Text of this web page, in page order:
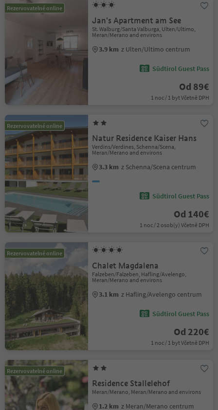
Rezervovatelné online
Jan's Apartment am See
St. Walburg/Santa Valburga, Ulten/Ultimo,
Meran/Merano and environs
3.9 km z Ulten/Ultimo centrum
Südtirol Guest Pass
Od 89€
1 noc / 1 byt Včetně DPH
Rezervovatelné online
Natur Residence Kaiser Hans
Verdins/Verdines, Schenna/Scena,
Meran/Merano and environs
3.3 km z Schenna/Scena centrum
Südtirol Guest Pass
Od 140€
1 noc / 2 osob(y) Včetně DPH
Rezervovatelné online
Chalet Magdalena
Falzeben/Falzeben, Hafling/Avelengo,
Meran/Merano and environs
3.1 km z Hafling/Avelengo centrum
Südtirol Guest Pass
Od 220€
1 noc / 1 byt Včetně DPH
Rezervovatelné online
Residence Stallelehof
Meran/Merano, Meran/Merano and environs
1.2 km z Meran/Merano centrum